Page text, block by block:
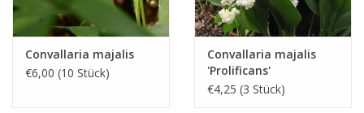
Convallaria majalis
€6,00 (10 Stück)
Convallaria majalis
'Prolificans'
€4,25 (3 Stück)